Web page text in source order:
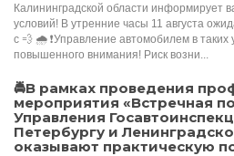
Калининградской области информирует
условий! В утренние часы 11 августа
с 💨 🌧️ ❗️Управление автомобилем в таких
повышенного внимания! Риск возни...
🚔В рамках проведения
мероприятия «Встречная
Управления
Петербургу и
оказывают практическую